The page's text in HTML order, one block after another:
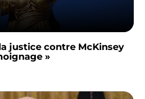
justice contre McKinsey
»